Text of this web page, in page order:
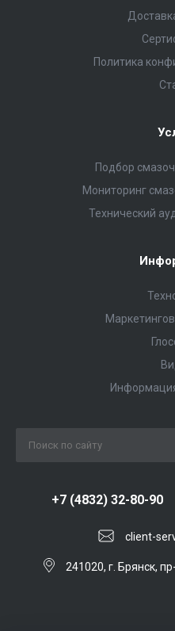
Политика
Подбор
Мониторинг
Технический
client-
+7 (4832) 32-80-90
241020, г. Брянск,